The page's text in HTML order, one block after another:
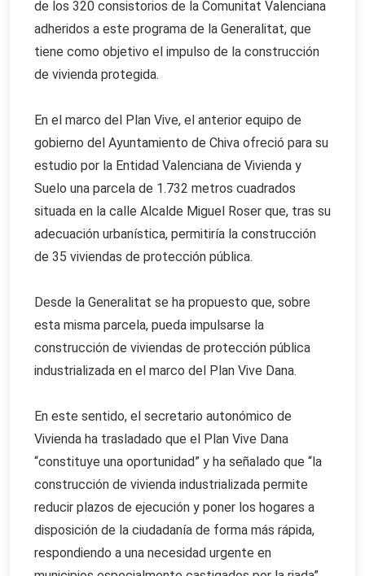
de los 320 consistorios de la Comunitat Valenciana
adheridos a este programa de la Generalitat, que
tiene como objetivo el impulso de la construcción
de vivienda protegida.
En el marco del Plan Vive, el anterior equipo de
gobierno del Ayuntamiento de Chiva ofreció para su
estudio por la Entidad Valenciana de Vivienda y
Suelo una parcela de 1.732 metros cuadrados
situada en la calle Alcalde Miguel Roser que, tras su
adecuación urbanística, permitiría la construcción
de 35 viviendas de protección pública.
Desde la Generalitat se ha propuesto que, sobre
esta misma parcela, pueda impulsarse la
construcción de viviendas de protección pública
industrializada en el marco del Plan Vive Dana.
En este sentido, el secretario autonómico de
Vivienda ha trasladado que el Plan Vive Dana
“constituye una oportunidad” y ha señalado que “la
construcción de vivienda industrializada permite
reducir plazos de ejecución y poner los hogares a
disposición de la ciudadanía de forma más rápida,
respondiendo a una necesidad urgente en